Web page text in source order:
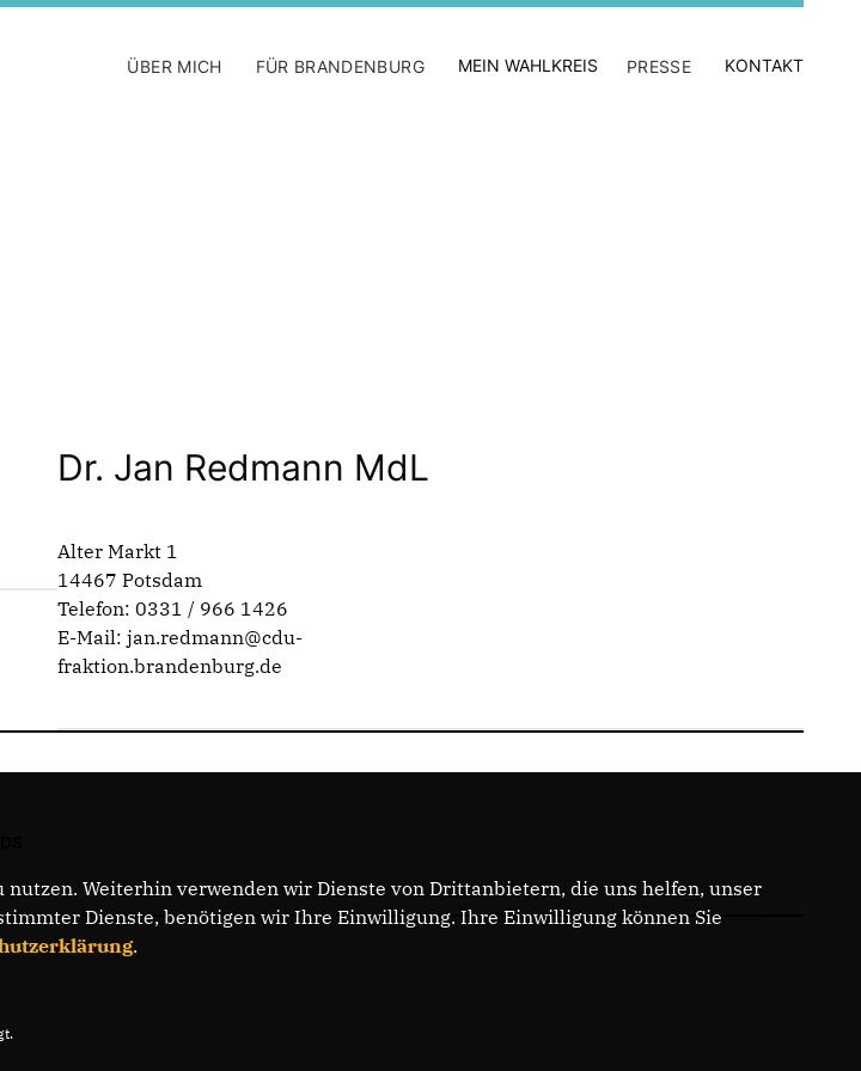
ÜBER MICH FÜR BRANDENBURG MEIN WAHLKREIS PRESSE KONTAKT
Dr. Jan Redmann MdL
Alter Markt 1
14467 Potsdam
Telefon: 0331 / 966 1426
E-Mail: jan.redmann@cdu-
fraktion.brandenburg.de
Weiterhin verwenden wir Dienste von Drittanbietern, die uns helfen, unser
Dienste, benötigen wir Ihre Einwilligung. Ihre Einwilligung können Sie
.